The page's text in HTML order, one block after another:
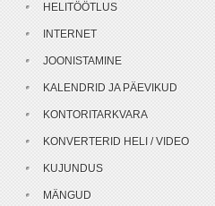
HELITÖÖTLUS
INTERNET
JOONISTAMINE
KALENDRID JA PÄEVIKUD
KONTORITARKVARA
KONVERTERID HELI / VIDEO
KUJUNDUS
MÄNGUD